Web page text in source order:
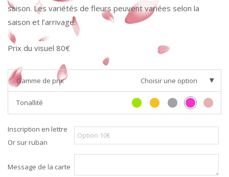
saison. Les variétés de fleurs peuvent variées selon la
saison et l’arrivage.
Prix du visuel 80€
Gamme de prix Choisir une option
Tonallité
Inscription en lettre
Or sur ruban
Message de la carte